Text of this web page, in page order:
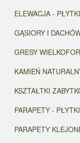
ELEWACJA -
GĄSIORY I
GRESY
KAMIEŃ
KSZTAŁTKI
PARAPETY -
PARAPETY